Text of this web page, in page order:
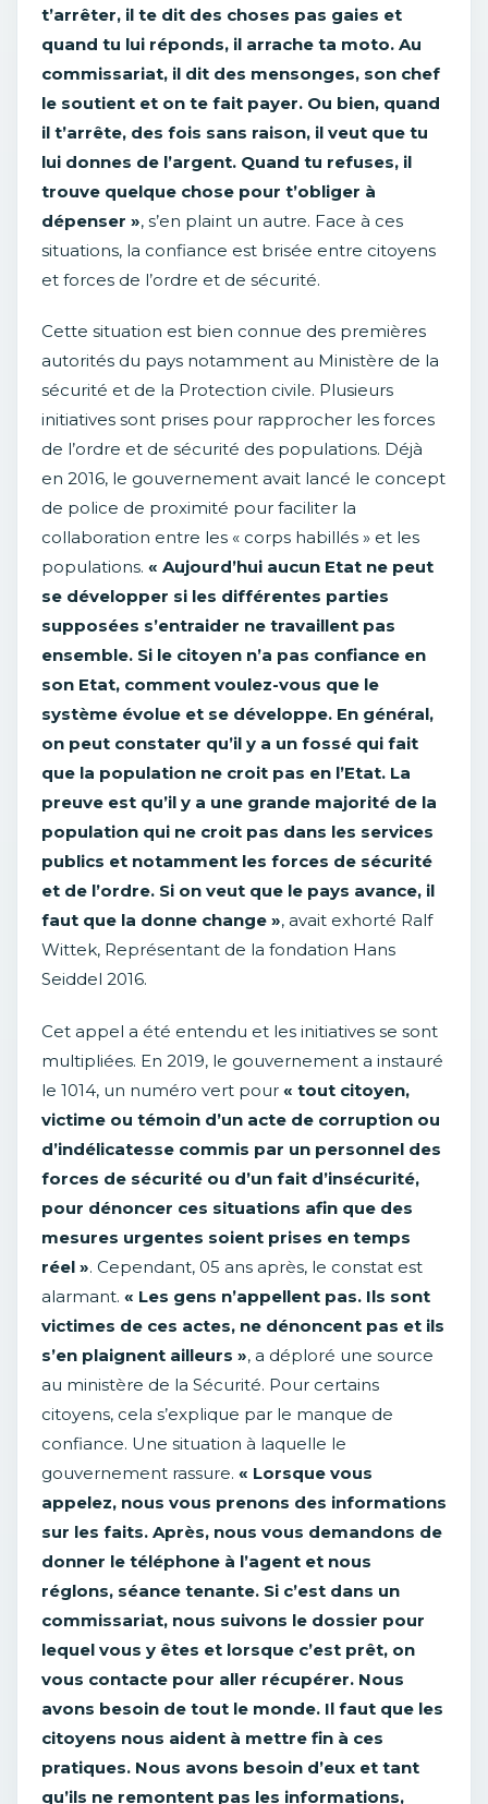
t’arrêter, il te dit des choses pas gaies et
quand tu lui réponds, il arrache ta moto. Au
commissariat, il dit des mensonges, son chef
le soutient et on te fait payer. Ou bien, quand
il t’arrête, des fois sans raison, il veut que tu
lui donnes de l’argent. Quand tu refuses, il
trouve quelque chose pour t’obliger à
dépenser », s’en plaint un autre. Face à ces
situations, la confiance est brisée entre citoyens
et forces de l’ordre et de sécurité.
Cette situation est bien connue des premières
autorités du pays notamment au Ministère de la
sécurité et de la Protection civile. Plusieurs
initiatives sont prises pour rapprocher les forces
de l’ordre et de sécurité des populations. Déjà
en 2016, le gouvernement avait lancé le concept
de police de proximité pour faciliter la
collaboration entre les « corps habillés » et les
populations. « Aujourd’hui aucun Etat ne peut
se développer si les différentes parties
supposées s’entraider ne travaillent pas
ensemble. Si le citoyen n’a pas confiance en
son Etat, comment voulez-vous que le
système évolue et se développe. En général,
on peut constater qu’il y a un fossé qui fait
que la population ne croit pas en l’Etat. La
preuve est qu’il y a une grande majorité de la
population qui ne croit pas dans les services
publics et notamment les forces de sécurité
et de l’ordre. Si on veut que le pays avance, il
faut que la donne change », avait exhorté Ralf
Wittek, Représentant de la fondation Hans
Seiddel 2016.
Cet appel a été entendu et les initiatives se sont
multipliées. En 2019, le gouvernement a instauré
le 1014, un numéro vert pour « tout citoyen,
victime ou témoin d’un acte de corruption ou
d’indélicatesse commis par un personnel des
forces de sécurité ou d’un fait d’insécurité,
pour dénoncer ces situations afin que des
mesures urgentes soient prises en temps
réel ». Cependant, 05 ans après, le constat est
alarmant. « Les gens n’appellent pas. Ils sont
victimes de ces actes, ne dénoncent pas et ils
s’en plaignent ailleurs », a déploré une source
au ministère de la Sécurité. Pour certains
citoyens, cela s’explique par le manque de
confiance. Une situation à laquelle le
gouvernement rassure. « Lorsque vous
appelez, nous vous prenons des informations
sur les faits. Après, nous vous demandons de
donner le téléphone à l’agent et nous
réglons, séance tenante. Si c’est dans un
commissariat, nous suivons le dossier pour
lequel vous y êtes et lorsque c’est prêt, on
vous contacte pour aller récupérer. Nous
avons besoin de tout le monde. Il faut que les
citoyens nous aident à mettre fin à ces
pratiques. Nous avons besoin d’eux et tant
qu’ils ne remontent pas les informations,